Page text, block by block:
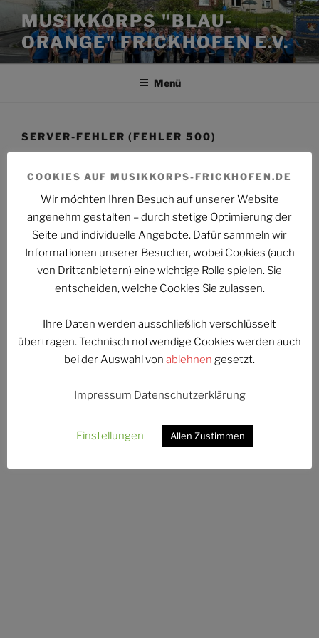
Inhalt
springen
MUSIKKORPS "BLAU-
ORANGE" FRICKHOFEN E.V.
Menü
SERVER-FEHLER (FEHLER 500)
Server-Fehler (Fehler 500)
Hier ist ein 500-Fehler aufgetreten – bitte gehen Sie
auf die
Startseitehttps://musikkorps-frickhofen.de/
Stolz präsentiert von WordPress
COOKIES AUF MUSIKKORPS-FRICKHOFEN.DE
Wir möchten Ihren Besuch auf unserer Website
angenehm gestalten – durch stetige Optimierung der
Seite und individuelle Angebote. Dafür sammeln wir
Informationen unserer Besucher, wobei Cookies (auch
von Drittanbietern) eine wichtige Rolle spielen. Sie
entscheiden, welche Cookies Sie zulassen.
Ihre Daten werden ausschließlich verschlüsselt
übertragen. Technisch notwendige Cookies werden auch
bei der Auswahl von ablehnen gesetzt.
Impressum Datenschutzerklärung
Einstellungen Allen Zustimmen